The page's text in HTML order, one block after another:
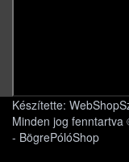
Készítette:
Minden jog fenntartva
- BögrePólóShop